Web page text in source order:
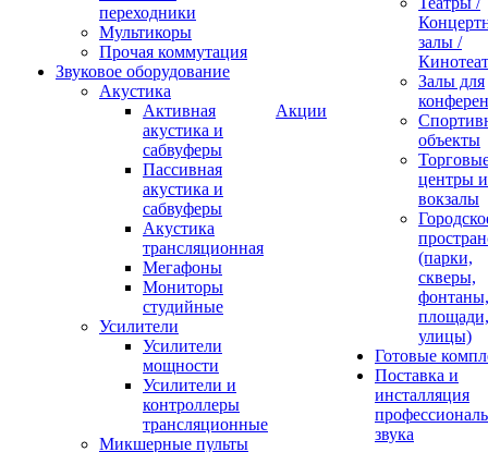
переходники
Мультикоры
Прочая коммутация
Звуковое оборудование
Акустика
Активная
акустика и
сабвуферы
Пассивная
акустика и
сабвуферы
Акустика
трансляционная
Мегафоны
Мониторы
студийные
Усилители
Усилители
мощности
Усилители и
контроллеры
трансляционные
Микшерные пульты
Акции
залы /
Залы для
объекты
центры и
вокзалы
(парки,
скверы,
фонтаны,
площади,
улицы)
Готовые
Поставка и
инсталляция
звука